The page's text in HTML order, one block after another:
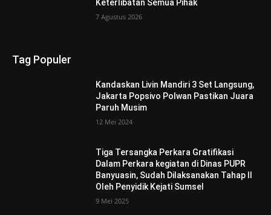
Keterlibatan Semua Pihak
7 Agustus 2026
Tag Populer
Kandaskan Livin Mandiri 3 Set Langsung,
Jakarta Popsivo Polwan Pastikan Juara
Paruh Musim
12 Mei 2024
Tiga Tersangka Perkara Gratifikasi
Dalam Perkara kegiatan di Dinas PUPR
Banyuasin, Sudah Dilaksanakan Tahap II
Oleh Penyidik Kejati Sumsel
9 Mei 2025